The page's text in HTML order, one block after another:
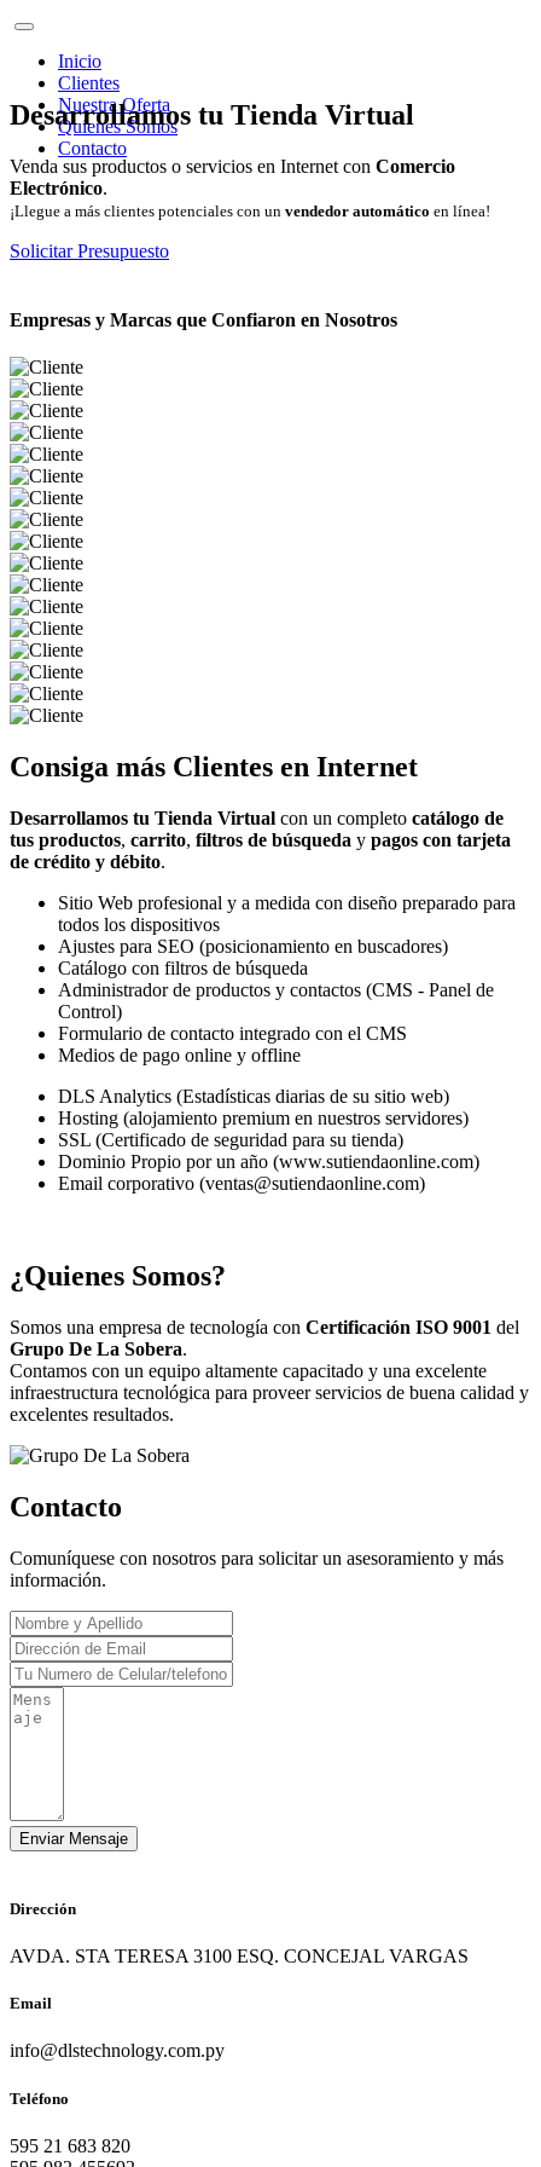
Inicio
Clientes
Nuestra Oferta
Quienes Somos
Contacto
Desarrollamos tu Tienda Virtual
Venda sus productos o servicios en Internet con Comercio
Electrónico.
¡Llegue a más clientes potenciales con un vendedor automático en línea!
Solicitar Presupuesto
Empresas y Marcas que Confiaron en Nosotros
Consiga más Clientes en Internet
Desarrollamos tu Tienda Virtual con un completo catálogo de
tus productos, carrito, filtros de búsqueda y pagos con tarjeta
de crédito y débito.
Sitio Web profesional y a medida con diseño preparado para
todos los dispositivos
Ajustes para SEO (posicionamiento en buscadores)
Catálogo con filtros de búsqueda
Administrador de productos y contactos (CMS - Panel de
Control)
Formulario de contacto integrado con el CMS
Medios de pago online y offline
DLS Analytics (Estadísticas diarias de su sitio web)
Hosting (alojamiento premium en nuestros servidores)
SSL (Certificado de seguridad para su tienda)
Dominio Propio por un año (www.sutiendaonline.com)
Email corporativo (ventas@sutiendaonline.com)
¿Quienes Somos?
Somos una empresa de tecnología con Certificación ISO 9001 del
Grupo De La Sobera.
Contamos con un equipo altamente capacitado y una excelente
infraestructura tecnológica para proveer servicios de buena calidad y
excelentes resultados.
Contacto
Comuníquese con nosotros para solicitar un asesoramiento y más
información.
Dirección
AVDA. STA TERESA 3100 ESQ. CONCEJAL VARGAS
Email
info@dlstechnology.com.py
Teléfono
595 21 683 820